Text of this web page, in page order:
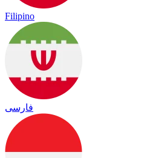
Filipino
فارسی